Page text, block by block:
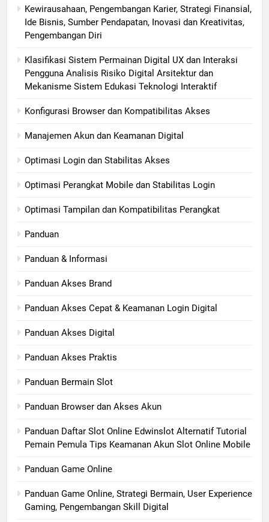
Kewirausahaan, Pengembangan Karier, Strategi Finansial,
Ide Bisnis, Sumber Pendapatan, Inovasi dan Kreativitas,
Pengembangan Diri
Klasifikasi Sistem Permainan Digital UX dan Interaksi
Pengguna Analisis Risiko Digital Arsitektur dan
Mekanisme Sistem Edukasi Teknologi Interaktif
Konfigurasi Browser dan Kompatibilitas Akses
Manajemen Akun dan Keamanan Digital
Optimasi Login dan Stabilitas Akses
Optimasi Perangkat Mobile dan Stabilitas Login
Optimasi Tampilan dan Kompatibilitas Perangkat
Panduan
Panduan & Informasi
Panduan Akses Brand
Panduan Akses Cepat & Keamanan Login Digital
Panduan Akses Digital
Panduan Akses Praktis
Panduan Bermain Slot
Panduan Browser dan Akses Akun
Panduan Daftar Slot Online Edwinslot Alternatif Tutorial
Pemain Pemula Tips Keamanan Akun Slot Online Mobile
Panduan Game Online
Panduan Game Online, Strategi Bermain, User Experience
Gaming, Pengembangan Skill Digital